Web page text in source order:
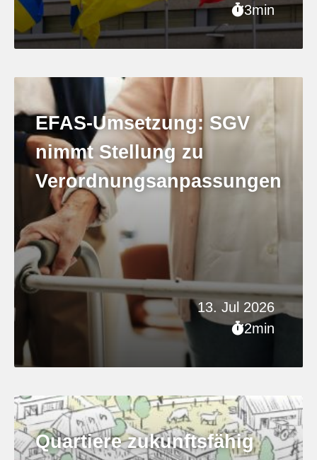
3min
13. Jul 2026
2min
EFAS-Umsetzung: SGV
nimmt Stellung zu
Verordnungsanpassungen
Quartiere zukunftsfähig